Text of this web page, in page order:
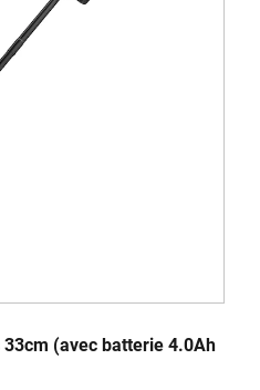
(avec batterie 4.0Ah